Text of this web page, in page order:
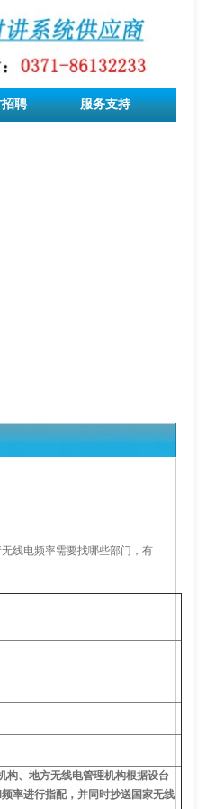
聘 服务支持
线电频率需要找哪些部门，有
构、地方无线电管理机构根据设台
率进行指配，并同时抄送国家无线